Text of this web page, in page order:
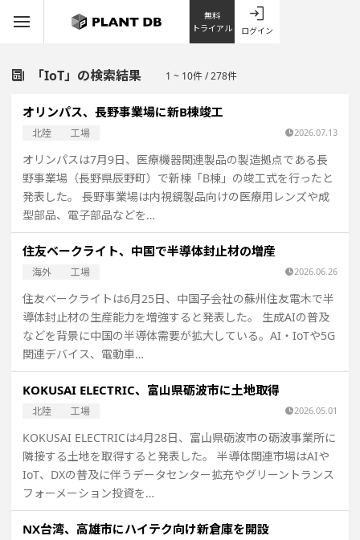
無料
トライアル
ログイン
「IoT」の検索結果 1 ~ 10件 / 278件
オリンパス、長野事業場に新B棟竣工
北陸 工場 2026.07.13
オリンパスは7月9日、医療機器関連製品の製造拠点である長
野事業場（長野県辰野町）で新棟「B棟」の竣工式を行ったと
発表した。 長野事業場は内視鏡製品向けの医療用レンズや成
型部品、電子部品などを…
住友ベークライト、中国で半導体封止材の増産
海外 工場 2026.06.26
住友ベークライトは6月25日、中国子会社の蘇州住友電木で半
導体封止材の生産能力を増強すると発表した。 生成AIの普及
などを背景に中国の半導体需要が拡大している。AI・IoTや5G
関連デバイス、電動車…
KOKUSAI ELECTRIC、富山県砺波市に土地取得
北陸 工場 2026.05.01
KOKUSAI ELECTRICは4月28日、富山県砺波市の砺波事業所に
隣接する土地を取得すると発表した。 半導体関連市場はAIや
IoT、DXの普及に伴うデータセンター拡充やグリーントランス
フォーメーション投資を…
NX台湾、高雄市にハイテク向け新倉庫を開設